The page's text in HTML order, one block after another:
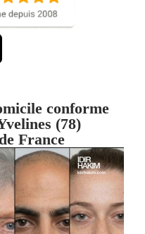
conforme
(78)
France